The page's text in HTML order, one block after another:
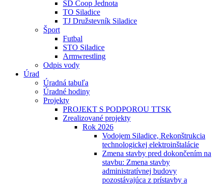
SD Coop Jednota
TO Siladice
TJ Družstevník Siladice
Šport
Futbal
STO Siladice
Armwrestling
Odpis vody
Úrad
Úradná tabuľa
Úradné hodiny
Projekty
PROJEKT S PODPOROU TTSK
Zrealizované projekty
Rok 2026
Vodojem Siladice, Rekonštrukcia
technologickej elektroinštalácie
Zmena stavby pred dokončením na
stavbu: Zmena stavby
administratívnej budovy
pozostávajúca z prístavby a